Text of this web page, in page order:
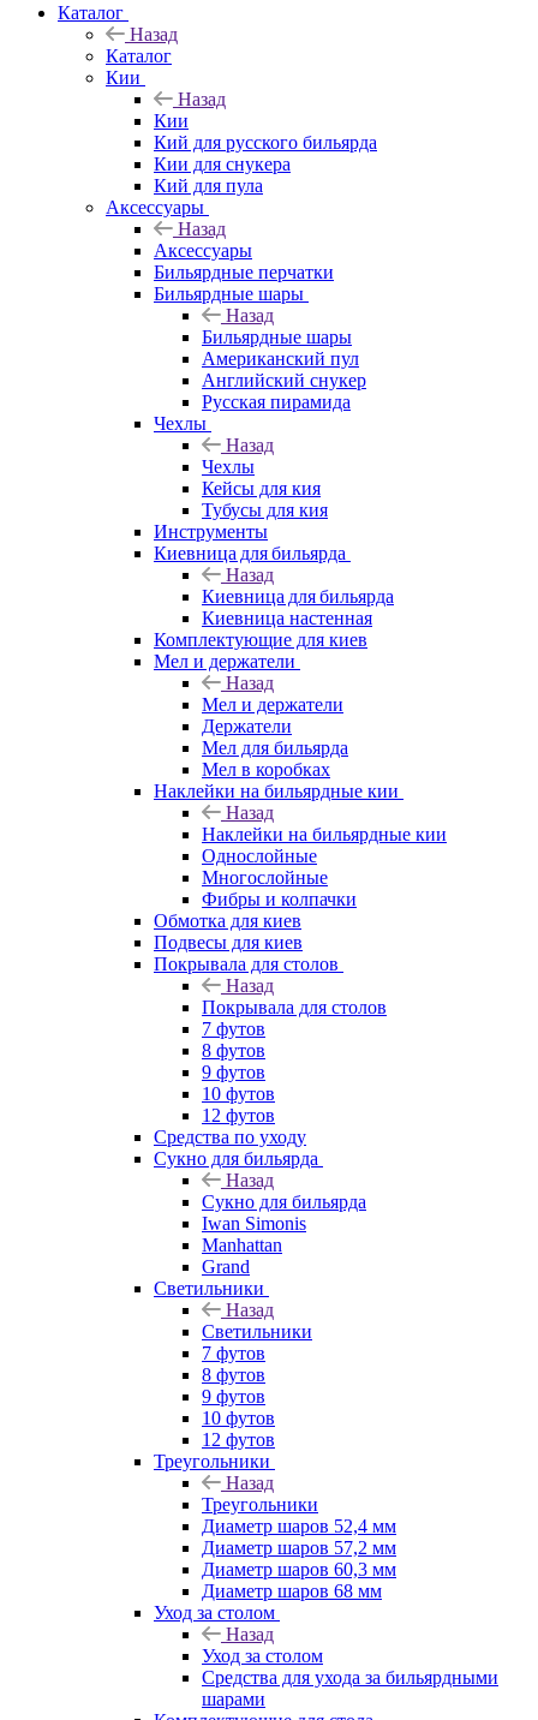
Каталог
Назад
Каталог
Кии
Назад
Кии
Кий для русского бильярда
Кии для снукера
Кий для пула
Аксессуары
Назад
Аксессуары
Бильярдные перчатки
Бильярдные шары
Назад
Бильярдные шары
Американский пул
Английский снукер
Русская пирамида
Чехлы
Назад
Чехлы
Кейсы для кия
Тубусы для кия
Инструменты
Киевница для бильярда
Назад
Киевница для бильярда
Киевница настенная
Комплектующие для киев
Мел и держатели
Назад
Мел и держатели
Держатели
Мел для бильярда
Мел в коробках
Наклейки на бильярдные кии
Назад
Наклейки на бильярдные кии
Однослойные
Многослойные
Фибры и колпачки
Обмотка для киев
Подвесы для киев
Покрывала для столов
Назад
Покрывала для столов
7 футов
8 футов
9 футов
10 футов
12 футов
Средства по уходу
Сукно для бильярда
Назад
Сукно для бильярда
Iwan Simonis
Manhattan
Grand
Светильники
Назад
Светильники
7 футов
8 футов
9 футов
10 футов
12 футов
Треугольники
Назад
Треугольники
Диаметр шаров 52,4 мм
Диаметр шаров 57,2 мм
Диаметр шаров 60,3 мм
Диаметр шаров 68 мм
Уход за столом
Назад
Уход за столом
Средства для ухода за бильярдными
шарами